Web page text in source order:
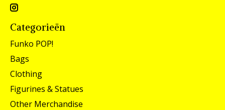
Categorieën
Funko POP!
Bags
Clothing
Figurines & Statues
Other Merchandise